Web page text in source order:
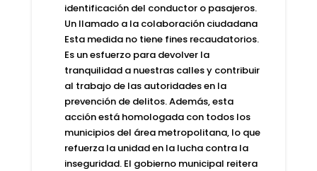
identificación del conductor o pasajeros.
Un llamado a la colaboración ciudadana
Esta medida no tiene fines recaudatorios.
Es un esfuerzo para devolver la
tranquilidad a nuestras calles y contribuir
al trabajo de las autoridades en la
prevención de delitos. Además, esta
acción está homologada con todos los
municipios del área metropolitana, lo que
refuerza la unidad en la lucha contra la
inseguridad. El gobierno municipal reitera